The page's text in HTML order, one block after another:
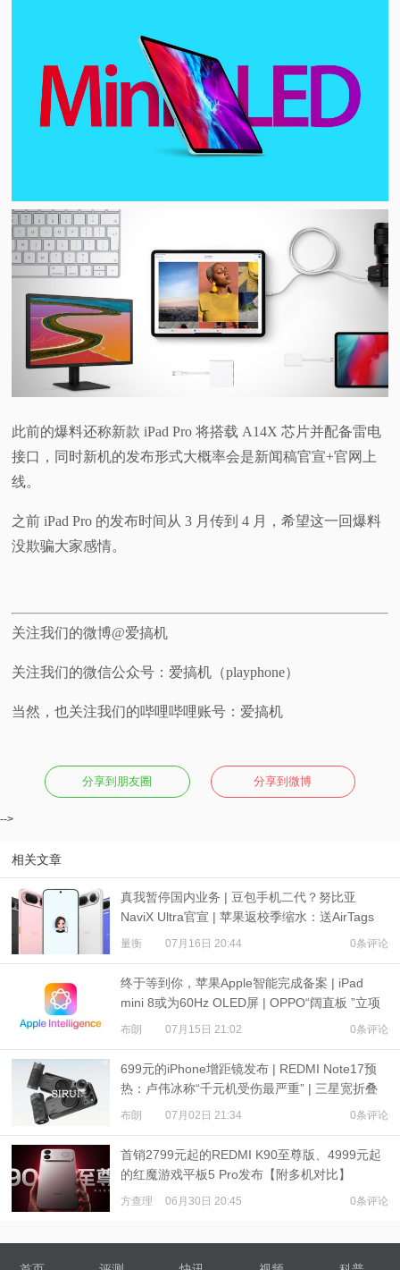
此前的爆料还称新款 iPad Pro 将搭载 A14X 芯片并配备雷电
接口，同时新机的发布形式大概率会是新闻稿官宣+官网上
线。
之前 iPad Pro 的发布时间从 3 月传到 4 月，希望这一回爆料
没欺骗大家感情。
关注我们的微博@爱搞机
关注我们的微信公众号：爱搞机（playphone）
当然，也关注我们的哔哩哔哩账号：爱搞机
分享到朋友圈 分享到微博
-->
相关文章
真我暂停国内业务 | 豆包手机二代？努比亚
NaviX Ultra官宣 | 苹果返校季缩水：送AirTags
量衡 07月16日 20:44 0条评论
终于等到你，苹果Apple智能完成备案 | iPad
mini 8或为60Hz OLED屏 | OPPO“阔直板 ”立项
布朗 07月15日 21:02 0条评论
699元的iPhone增距镜发布 | REDMI Note17预
热：卢伟冰称“千元机受伤最严重” | 三星宽折叠
或7月22日发布
布朗 07月02日 21:34 0条评论
首销2799元起的REDMI K90至尊版、4999元起
的红魔游戏平板5 Pro发布【附多机对比】
方查理 06月30日 20:45 0条评论